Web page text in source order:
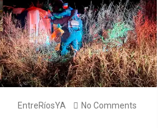
EntreRíosYA No Comments